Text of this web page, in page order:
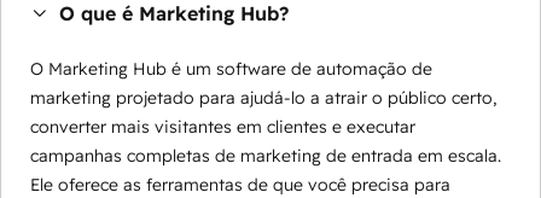
O que é Marketing Hub?
O Marketing Hub é um software de automação de
marketing projetado para ajudá-lo a atrair o público certo,
converter mais visitantes em clientes e executar
campanhas completas de marketing de entrada em escala.
Ele oferece as ferramentas de que você precisa para